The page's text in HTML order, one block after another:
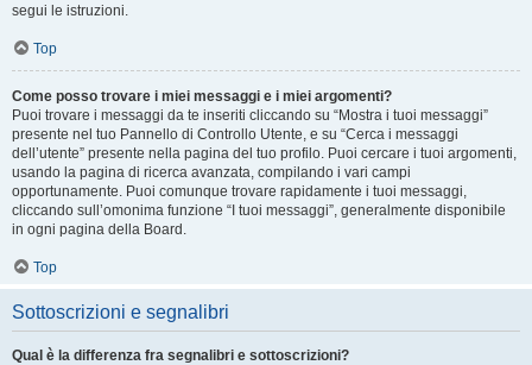
segui le istruzioni.
Top
Come posso trovare i miei messaggi e i miei argomenti?
Puoi trovare i messaggi da te inseriti cliccando su “Mostra i tuoi messaggi”
presente nel tuo Pannello di Controllo Utente, e su “Cerca i messaggi
dell’utente” presente nella pagina del tuo profilo. Puoi cercare i tuoi argomenti,
usando la pagina di ricerca avanzata, compilando i vari campi
opportunamente. Puoi comunque trovare rapidamente i tuoi messaggi,
cliccando sull’omonima funzione “I tuoi messaggi”, generalmente disponibile
in ogni pagina della Board.
Top
Sottoscrizioni e segnalibri
Qual è la differenza fra segnalibri e sottoscrizioni?